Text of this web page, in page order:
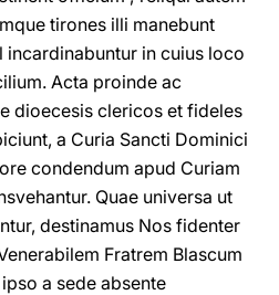
tirones illi manebunt
incardinabuntur in cuius loco
Acta proinde ac
dioecesis clericos et fideles
a Curia Sancti Dominici
condendum apud Curiam
Quae universa ut
destinamus Nos fidenter
Fratrem Blascum
a sede absente